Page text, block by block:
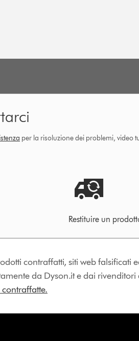
per la risoluzione dei problemi, video
Restituire un
contraffatti, siti web falsificati
da Dyson.it e dai rivenditori